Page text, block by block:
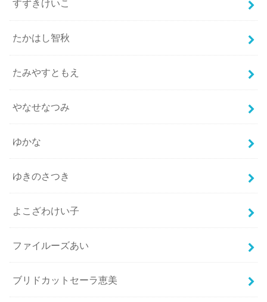
すずきけいこ
たかはし智秋
たみやすともえ
やなせなつみ
ゆかな
ゆきのさつき
よこざわけい子
ファイルーズあい
ブリドカットセーラ恵美